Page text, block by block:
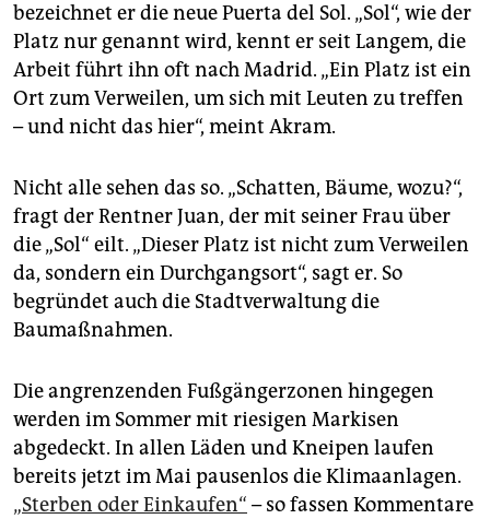
bezeichnet er die neue Puerta del Sol. „Sol“, wie der
Platz nur genannt wird, kennt er seit Langem, die
Arbeit führt ihn oft nach Madrid. „Ein Platz ist ein
Ort zum Verweilen, um sich mit Leuten zu treffen
– und nicht das hier“, meint Akram.
Nicht alle sehen das so. „Schatten, Bäume, wozu?“,
fragt der Rentner Juan, der mit seiner Frau über
die „Sol“ eilt. „Dieser Platz ist nicht zum Verweilen
da, sondern ein Durchgangsort“, sagt er. So
begründet auch die Stadtverwaltung die
Baumaßnahmen.
Die angrenzenden Fußgängerzonen hingegen
werden im Sommer mit riesigen Markisen
abgedeckt. In allen Läden und Kneipen laufen
bereits jetzt im Mai pausenlos die Klimaanlagen.
„Sterben oder Einkaufen“ – so fassen Kommentare